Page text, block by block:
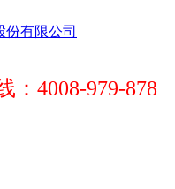
：4008-979-878